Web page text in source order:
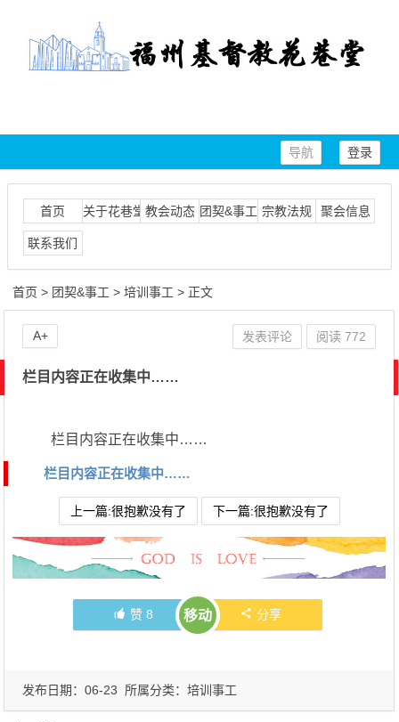
登录
导航
首页 关于花巷堂 教会动态 团契&事工 宗教法规 聚会信息
联系我们
首页 > 团契&事工 >培训事工 > 正文
栏目内容正在收集中……
栏目内容正在收集中……
栏目内容正在收集中……
上一篇:很抱歉没有了 下一篇:很抱歉没有了
赞8 移动 分享
发表评论 阅读772
A+
发布日期：06-23 所属分类：培训事工